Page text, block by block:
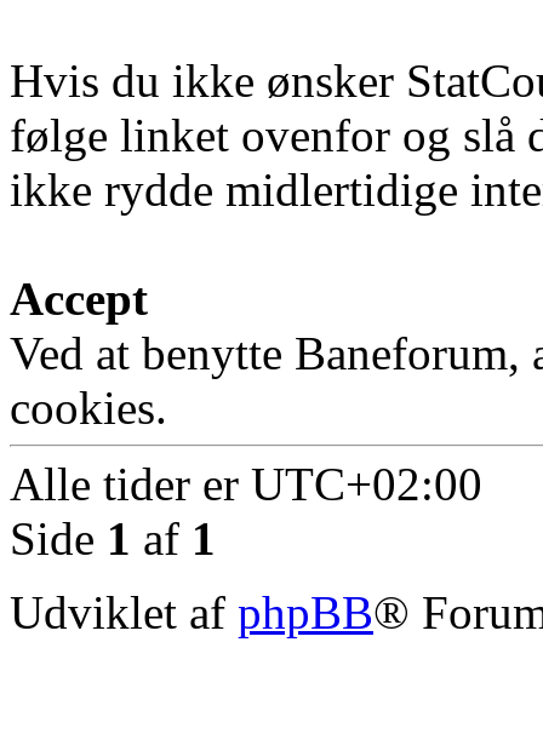
Hvis du ikke ønsker
følge linket ovenfor og slå
ikke rydde midlertidige
Accept
Ved at benytte Baneforum,
cookies.
Alle tider er UTC+02:00
Side 1 af 1
Udviklet af phpBB®